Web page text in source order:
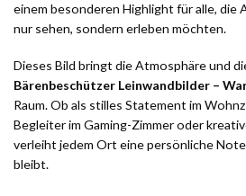
einem besonderen Highlight für alle, die
nur sehen, sondern erleben möchten.
Dieses Bild bringt die Atmosphäre und
Bärenbeschützer Leinwandbilder –
Raum. Ob als stilles Statement im
Begleiter im Gaming-Zimmer oder
verleiht jedem Ort eine persönliche
bleibt.